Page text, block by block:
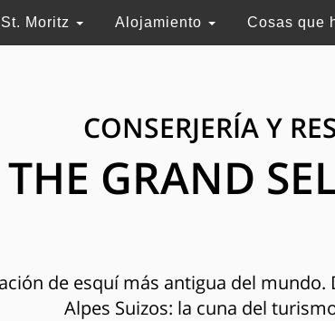
St. Moritz Alojamiento Cosas que
CONSERJERÍA Y
THE GRAND
de esquí más antigua del
Alpes Suizos: la cuna del